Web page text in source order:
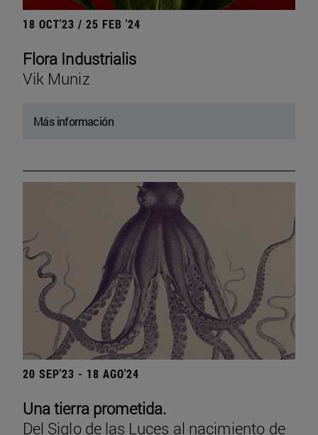
18 OCT'23 / 25 FEB '24
Flora Industrialis
Vik Muniz
Más información
20 SEP'23 - 18 AGO'24
Una tierra prometida.
Del Siglo de las Luces al nacimiento de